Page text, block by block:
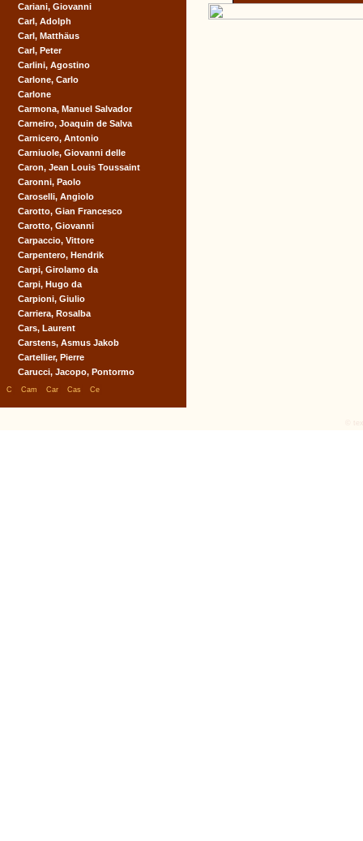
Cariani, Giovanni
Carl, Adolph
Carl, Matthäus
Carl, Peter
Carlini, Agostino
Carlone, Carlo
Carlone
Carmona, Manuel Salvador
Carneiro, Joaquin de Salva
Carnicero, Antonio
Carniuole, Giovanni delle
Caron, Jean Louis Toussaint
Caronni, Paolo
Caroselli, Angiolo
Carotto, Gian Francesco
Carotto, Giovanni
Carpaccio, Vittore
Carpentero, Hendrik
Carpi, Girolamo da
Carpi, Hugo da
Carpioni, Giulio
Carriera, Rosalba
Cars, Laurent
Carstens, Asmus Jakob
Cartellier, Pierre
Carucci, Jacopo, Pontormo
C Cam Car Cas Ce